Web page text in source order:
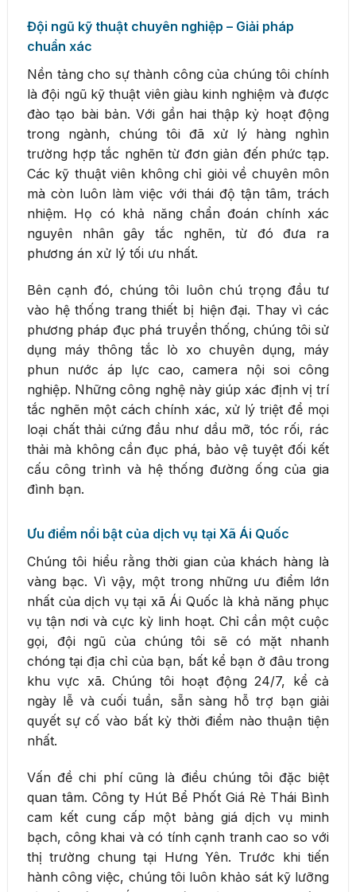
Đội ngũ kỹ thuật chuyên nghiệp – Giải pháp
chuẩn xác
Nền tảng cho sự thành công của chúng tôi chính
là đội ngũ kỹ thuật viên giàu kinh nghiệm và được
đào tạo bài bản. Với gần hai thập kỷ hoạt động
trong ngành, chúng tôi đã xử lý hàng nghìn
trường hợp tắc nghẽn từ đơn giản đến phức tạp.
Các kỹ thuật viên không chỉ giỏi về chuyên môn
mà còn luôn làm việc với thái độ tận tâm, trách
nhiệm. Họ có khả năng chẩn đoán chính xác
nguyên nhân gây tắc nghẽn, từ đó đưa ra
phương án xử lý tối ưu nhất.
Bên cạnh đó, chúng tôi luôn chú trọng đầu tư
vào hệ thống trang thiết bị hiện đại. Thay vì các
phương pháp đục phá truyền thống, chúng tôi sử
dụng máy thông tắc lò xo chuyên dụng, máy
phun nước áp lực cao, camera nội soi công
nghiệp. Những công nghệ này giúp xác định vị trí
tắc nghẽn một cách chính xác, xử lý triệt để mọi
loại chất thải cứng đầu như dầu mỡ, tóc rối, rác
thải mà không cần đục phá, bảo vệ tuyệt đối kết
cấu công trình và hệ thống đường ống của gia
đình bạn.
Ưu điểm nổi bật của dịch vụ tại Xã Ái Quốc
Chúng tôi hiểu rằng thời gian của khách hàng là
vàng bạc. Vì vậy, một trong những ưu điểm lớn
nhất của dịch vụ tại xã Ái Quốc là khả năng phục
vụ tận nơi và cực kỳ linh hoạt. Chỉ cần một cuộc
gọi, đội ngũ của chúng tôi sẽ có mặt nhanh
chóng tại địa chỉ của bạn, bất kể bạn ở đâu trong
khu vực xã. Chúng tôi hoạt động 24/7, kể cả
ngày lễ và cuối tuần, sẵn sàng hỗ trợ bạn giải
quyết sự cố vào bất kỳ thời điểm nào thuận tiện
nhất.
Vấn đề chi phí cũng là điều chúng tôi đặc biệt
quan tâm. Công ty Hút Bể Phốt Giá Rẻ Thái Bình
cam kết cung cấp một bảng giá dịch vụ minh
bạch, công khai và có tính cạnh tranh cao so với
thị trường chung tại Hưng Yên. Trước khi tiến
hành công việc, chúng tôi luôn khảo sát kỹ lưỡng